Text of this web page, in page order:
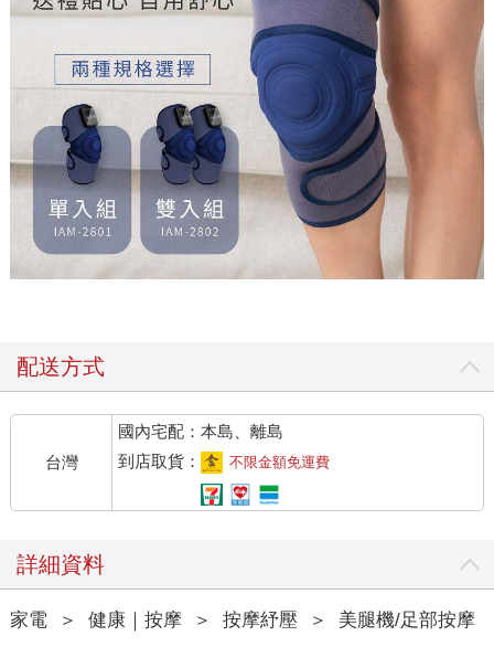
配送方式
台灣
國內宅配：本島、離島
到店取貨：
不限金額免運費
詳細資料
家電 ＞ 健康｜按摩 ＞ 按摩紓壓 ＞ 美腿機/足部按摩